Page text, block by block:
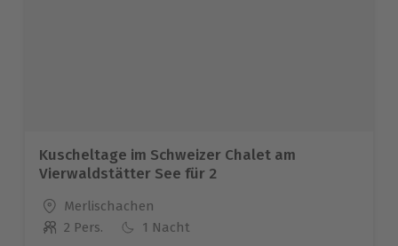
Kuscheltage im Schweizer Chalet am
Vierwaldstätter See für 2
Standort
Merlischachen
Anzahl der Teilnehmer
2 Pers. 1 Nacht